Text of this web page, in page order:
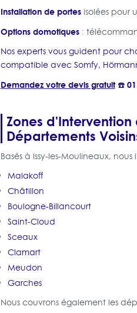
Installation de portesisolées pour
Options domotiques:
Nos experts vous guident pour
compatible avec Somfy,
Demandez votre devis gratuit☎️ 01
Zones
Départements
Basés à Issy-les-Moulineaux,
Malakoff
Châtillon
Boulogne-Billancourt
Saint-Cloud
Sceaux
Clamart
Meudon
Garches
Nous couvrons également les